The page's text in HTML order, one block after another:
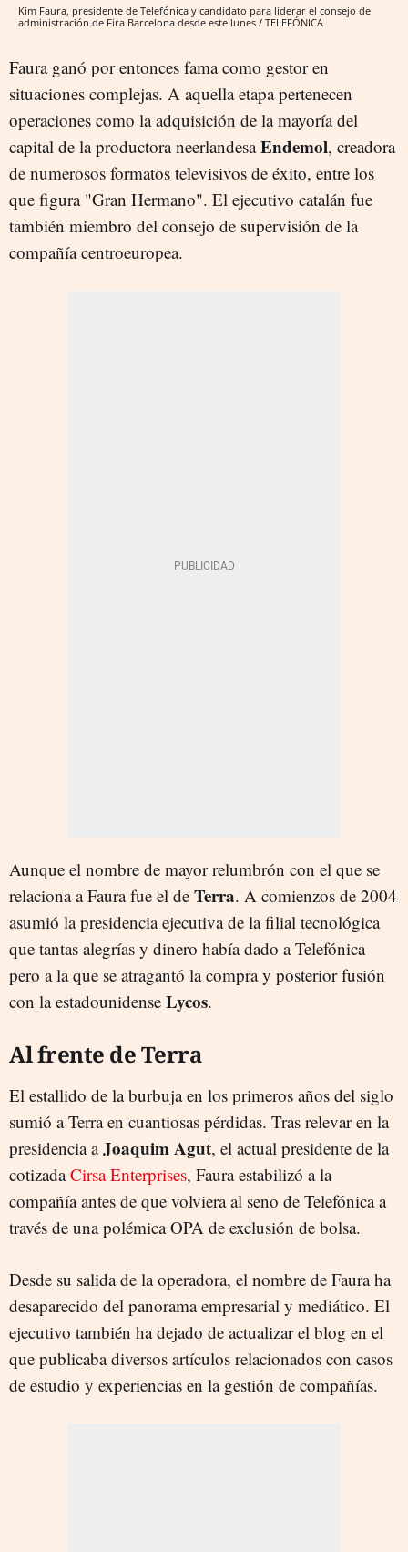
Kim Faura, presidente de Telefónica y candidato para liderar el consejo de
administración de Fira Barcelona desde este lunes / TELEFÓNICA
Faura ganó por entonces fama como gestor en
situaciones complejas. A aquella etapa pertenecen
operaciones como la adquisición de la mayoría del
capital de la productora neerlandesaEndemol, creadora
de numerosos formatos televisivos de éxito, entre los
que figura "Gran Hermano". El ejecutivo catalán fue
también miembro del consejo de supervisión de la
compañía centroeuropea.
Aunque el nombre de mayor relumbrón con el que se
relaciona a Faura fue el de Terra. A comienzos de 2004
asumió la presidencia ejecutiva de la filial tecnológica
que tantas alegrías y dinero había dado a Telefónica
pero a la que se atragantó la compra y posterior fusión
con la estadounidense Lycos.
Al frente de Terra
El estallido de la burbuja en los primeros años del siglo
sumió a Terra en cuantiosas pérdidas. Tras relevar en la
presidencia aJoaquim Agut, el actual presidente de la
cotizadaCirsa Enterprises, Faura estabilizó a la
compañía antes de que volviera al seno de Telefónica a
través de una polémica OPA de exclusión de bolsa.
Desde su salida de la operadora, el nombre de Faura ha
desaparecido del panorama empresarial y mediático. El
ejecutivo también ha dejado de actualizar el blog en el
que publicaba diversos artículos relacionados con casos
de estudio y experiencias en la gestión de compañías.